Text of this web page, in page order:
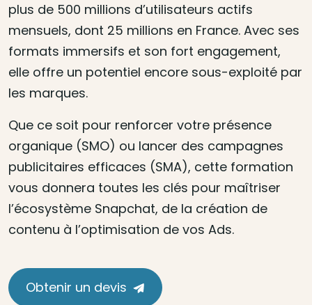
plus de 500 millions d’utilisateurs actifs
mensuels, dont 25 millions en France. Avec ses
formats immersifs et son fort engagement,
elle offre un potentiel encore sous-exploité par
les marques.
Que ce soit pour renforcer votre présence
organique (SMO) ou lancer des campagnes
publicitaires efficaces (SMA), cette formation
vous donnera toutes les clés pour maîtriser
l’écosystème Snapchat, de la création de
contenu à l’optimisation de vos Ads.
Obtenir un devis